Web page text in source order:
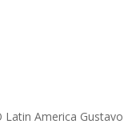
America